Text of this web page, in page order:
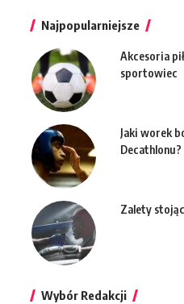
Najpopularniejsze
Akcesoria
sportowiec
Jaki worek
Decathlonu?
Zalety
Wybór Redakcji